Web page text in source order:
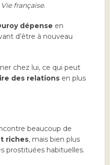
Vie française.
dépense en
d’être à nouveau
chez lui, ce qui peut
des relations en plus
beaucoup de
riches, mais bien plus
prostituées habituelles.